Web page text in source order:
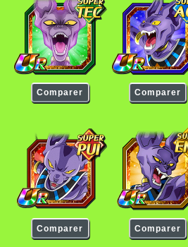
Comparer Comparer
Comparer Comparer
Beerus